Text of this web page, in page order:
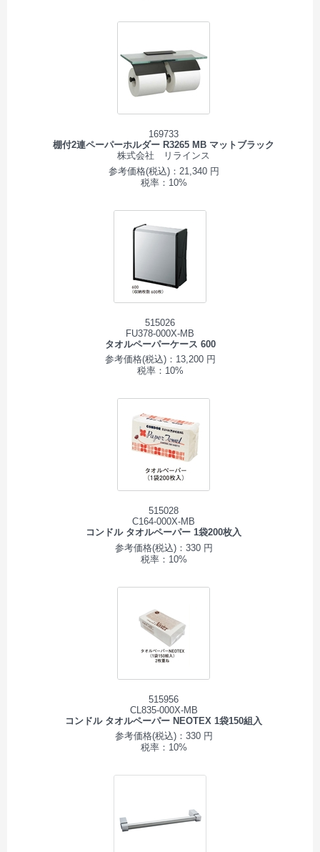
169733
棚付2連ペーパーホルダー R3265 MB マットブラック
株式会社 リラインス
参考価格(税込)：21,340 円
税率：10%
515026
FU378-000X-MB
タオルペーパーケース 600
参考価格(税込)：13,200 円
税率：10%
515028
C164-000X-MB
コンドル タオルペーパー 1袋200枚入
参考価格(税込)：330 円
税率：10%
515956
CL835-000X-MB
コンドル タオルペーパー NEOTEX 1袋150組入
参考価格(税込)：330 円
税率：10%